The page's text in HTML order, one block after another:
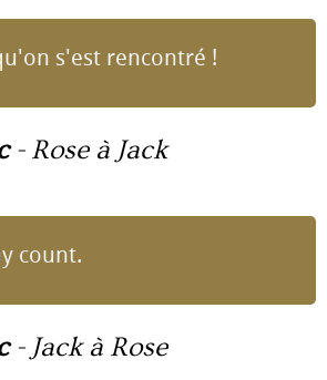
s'est rencontré !
- Rose à Jack
count.
- Jack à Rose